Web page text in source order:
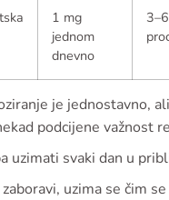
1 mg
jednom
dnevno
je jednostavno,
podcijene važnost
uzimati svaki dan u
uzima se čim